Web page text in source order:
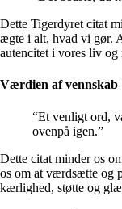
Dette Tigerdyret citat
ægte i alt, hvad vi gør.
autencitet i vores liv og
Værdien af ​​vennskab
“Et venligt ord,
ovenpå igen.”
Dette citat minder os
os om at værdsætte og
kærlighed, støtte og